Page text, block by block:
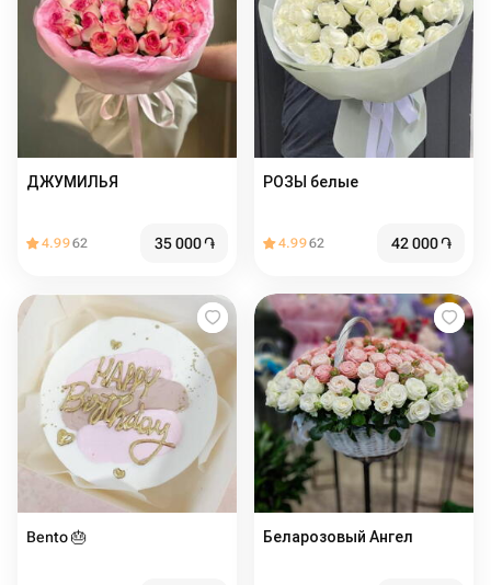
ДЖУМИЛЬЯ
4.9962 35 000֏
РОЗЫ белые
4.9962 42 000֏
Bento 🎂 Беларозовый Ангел